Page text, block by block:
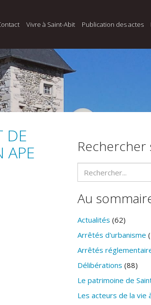
Vivre à Saint-Abit Publication des actes
DE
APE
Rechercher
Au
Actualités (62)
Arrêtés d'urbanisme
Arrêtés
Délibérations (88)
Le patrimoine de
Les acteurs de la vie